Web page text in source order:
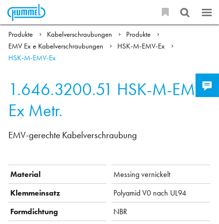
Produkte Kabelverschraubungen
Produkte
EMV Ex e Kabelverschraubungen
HSK-M-EMV-Ex
HSK-M-EMV-Ex
1.646.3200.51 HSK-M-EMV-
Ex Metr.
EMV-gerechte Kabelverschraubung
Material
Messing vernickelt
Klemmeinsatz
Polyamid V0 nach UL94
Formdichtung
NBR